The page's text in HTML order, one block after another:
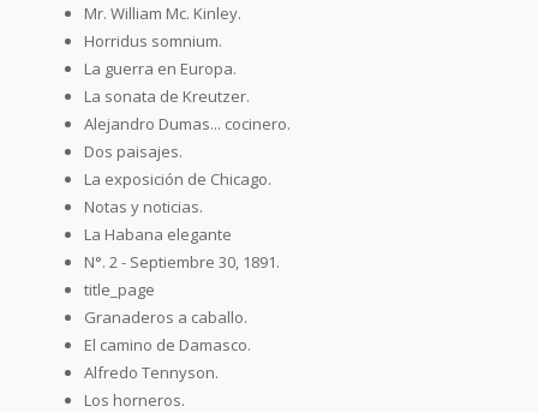
Mr. William Mc. Kinley.
Horridus somnium.
La guerra en Europa.
La sonata de Kreutzer.
Alejandro Dumas... cocinero.
Dos paisajes.
La exposición de Chicago.
Notas y noticias.
La Habana elegante
N°. 2 - Septiembre 30, 1891.
title_page
Granaderos a caballo.
El camino de Damasco.
Alfredo Tennyson.
Los horneros.